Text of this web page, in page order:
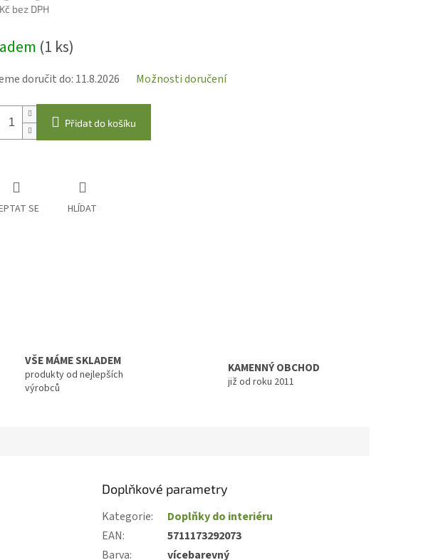
bez DPH
(1 ks)
doručit do: 11.8.2026 Možnosti doručení
Přidat do košíku
SE HLÍDAT
VŠE MÁME SKLADEM
produkty od nejlepších
výrobců
KAMENNÝ OBCHOD
již od roku 2011
Doplňkové parametry
Kategorie:
Doplňky do interiéru
EAN:
5711173292073
Barva:
vícebarevný